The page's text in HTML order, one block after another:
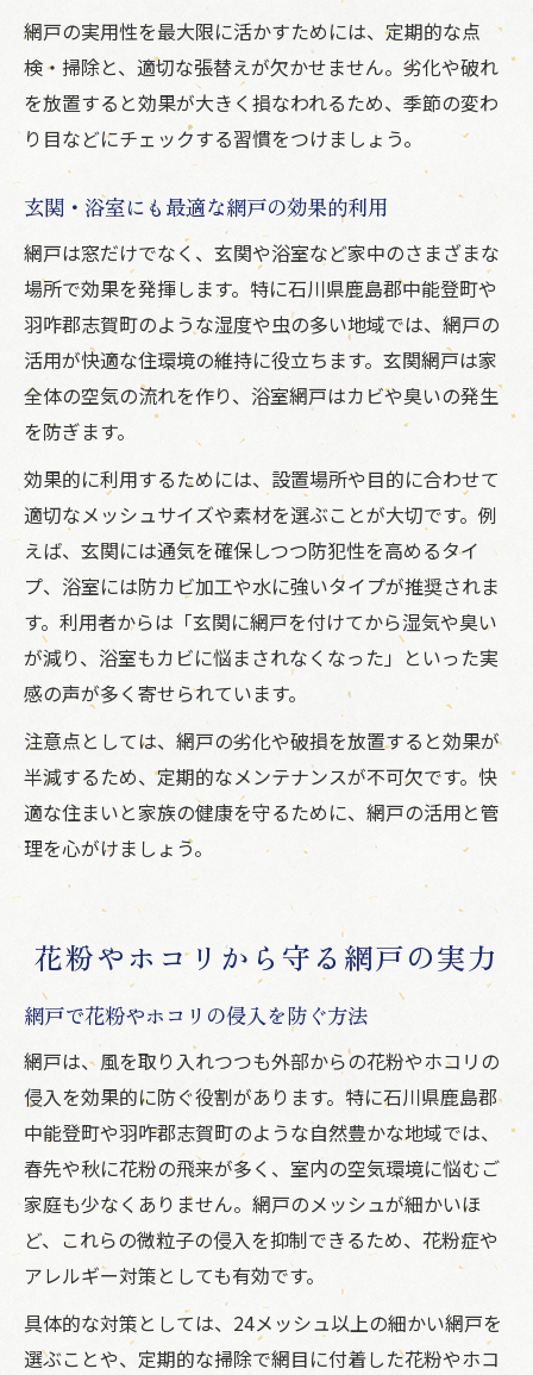
網戸の実用性を最大限に活かすためには、定期的な点
検・掃除と、適切な張替えが欠かせません。劣化や破れ
を放置すると効果が大きく損なわれるため、季節の変わ
り目などにチェックする習慣をつけましょう。
玄関・浴室にも最適な網戸の効果的利用
網戸は窓だけでなく、玄関や浴室など家中のさまざまな
場所で効果を発揮します。特に石川県鹿島郡中能登町や
羽咋郡志賀町のような湿度や虫の多い地域では、網戸の
活用が快適な住環境の維持に役立ちます。玄関網戸は家
全体の空気の流れを作り、浴室網戸はカビや臭いの発生
を防ぎます。
効果的に利用するためには、設置場所や目的に合わせて
適切なメッシュサイズや素材を選ぶことが大切です。例
えば、玄関には通気を確保しつつ防犯性を高めるタイ
プ、浴室には防カビ加工や水に強いタイプが推奨されま
す。利用者からは「玄関に網戸を付けてから湿気や臭い
が減り、浴室もカビに悩まされなくなった」といった実
感の声が多く寄せられています。
注意点としては、網戸の劣化や破損を放置すると効果が
半減するため、定期的なメンテナンスが不可欠です。快
適な住まいと家族の健康を守るために、網戸の活用と管
理を心がけましょう。
花粉やホコリから守る網戸の実力
網戸で花粉やホコリの侵入を防ぐ方法
網戸は、風を取り入れつつも外部からの花粉やホコリの
侵入を効果的に防ぐ役割があります。特に石川県鹿島郡
中能登町や羽咋郡志賀町のような自然豊かな地域では、
春先や秋に花粉の飛来が多く、室内の空気環境に悩むご
家庭も少なくありません。網戸のメッシュが細かいほ
ど、これらの微粒子の侵入を抑制できるため、花粉症や
アレルギー対策としても有効です。
具体的な対策としては、24メッシュ以上の細かい網戸を
選ぶことや、定期的な掃除で網目に付着した花粉やホコ